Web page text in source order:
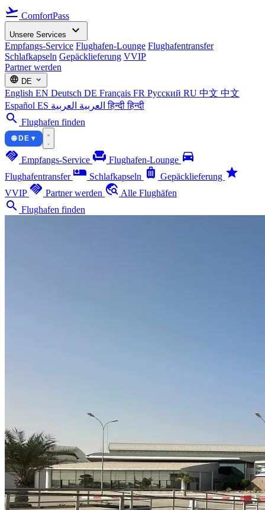
flight_takeoff ComfortPass
Unsere Services expand_more
Empfangs-Service Flughafen-Lounge Flughafentransfer
Schlafkapseln Gepäcklieferung VVIP
Partner werden
language DE expand_more
English EN Deutsch DE Français FR Русский RU 中文 中文
Español ES العربية العربية हिन्दीहिन्दी
search Flughafen finden
🌐 DE ▾
handshake Empfangs-Service chair Flughafen-Lounge directions_car
Flughafentransfer airline_seat_individual_suite Schlafkapseln luggage Gepäcklieferung star
VVIP handshake Partner werden travel_explore Alle Flughäfen
search Flughafen finden